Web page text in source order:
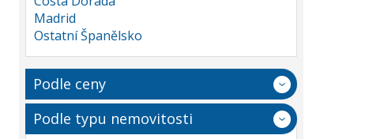
Madrid
Ostatní Španělsko
Podle ceny
Podle typu nemovitosti